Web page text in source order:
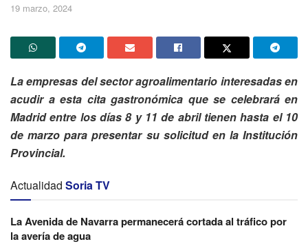
19 marzo, 2024
La empresas del sector agroalimentario interesadas en
acudir a esta cita gastronómica que se celebrará en
Madrid entre los días 8 y 11 de abril tienen hasta el 10
de marzo para presentar su solicitud en la Institución
Provincial.
Actualidad Soria TV
La Avenida de Navarra permanecerá cortada al tráfico por
la avería de agua